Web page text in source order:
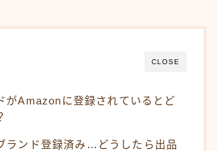
CLOSE
がAmazonに登録されているとど
ランド登録済み…どうしたら出品